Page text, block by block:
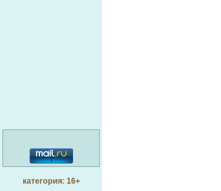
категория: 16+